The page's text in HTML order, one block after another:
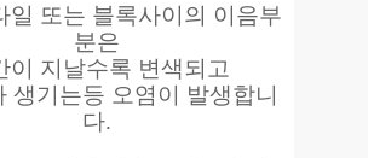
일 또는 블록사이의 이음부
분은
이 지날수록 변색되고
생기는등 오염이 발생합니
다.